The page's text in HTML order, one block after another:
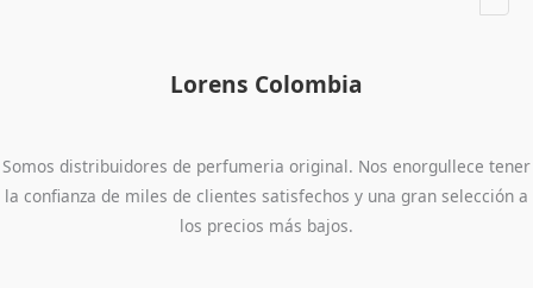
Lorens Colombia
Somos distribuidores de perfumeria original. Nos enorgullece tener
la confianza de miles de clientes satisfechos y una gran selección a
los precios más bajos.